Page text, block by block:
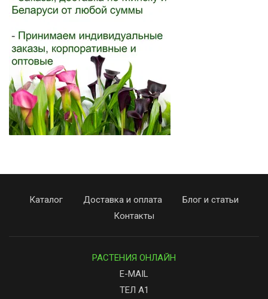
Каталог Доставка и оплата
Блог и статьи
Контакты
РАСТЕНИЯ ОНЛАЙН
E-MAIL
ТЕЛ А1